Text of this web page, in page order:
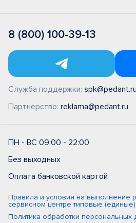
8 (800) 100-39-13
Служба поддержки: spk@pedant.ru
Партнерство: reklama@pedant.ru
ПН - ВС 09:00 - 22:00
Без выходных
Оплата банковской картой
Правила и условия на выполнение
сервисном центре типовые (единые)
Политика обработки персональных